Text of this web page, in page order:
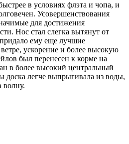
в условиях флэта и чопа, и
Усовершенствования
для достижения
Нос стал слегка вытянут от
ему еще лучшие
ускорение и более высокую
был перенесен к корме на
в более высокий центральный
доска легче выпрыгивала из воды,
волну.